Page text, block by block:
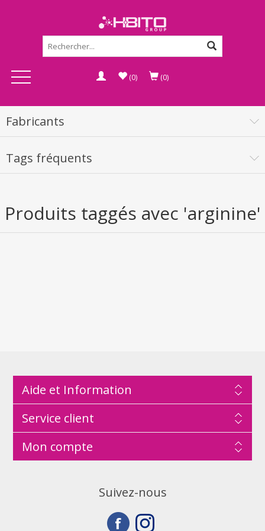
(0) (0)
Fabricants
Tags fréquents
Produits taggés avec 'arginine'
Aide et Information
Service client
Mon compte
Suivez-nous